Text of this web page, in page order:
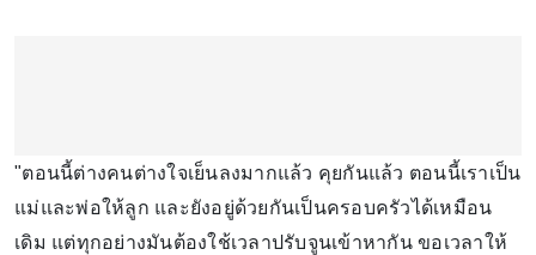
"ตอนนี้ต่างคนต่างใจเย็นลงมากแล้ว คุยกันแล้ว ตอนนี้เราเป็น
แม่และพ่อให้ลูก และยังอยู่ด้วยกันเป็นครอบครัวได้เหมือน
เดิม แต่ทุกอย่างมันต้องใช้เวลาปรับจูนเข้าหากัน ขอเวลาให้